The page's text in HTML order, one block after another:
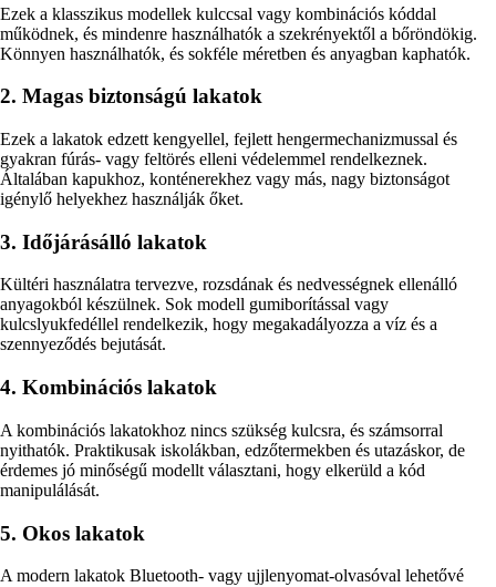
Ezek a klasszikus modellek kulccsal vagy kombinációs kóddal
működnek, és mindenre használhatók a szekrényektől a bőröndökig.
Könnyen használhatók, és sokféle méretben és anyagban kaphatók.
2. Magas biztonságú lakatok
Ezek a lakatok edzett kengyellel, fejlett hengermechanizmussal és
gyakran fúrás- vagy feltörés elleni védelemmel rendelkeznek.
Általában kapukhoz, konténerekhez vagy más, nagy biztonságot
igénylő helyekhez használják őket.
3. Időjárásálló lakatok
Kültéri használatra tervezve, rozsdának és nedvességnek ellenálló
anyagokból készülnek. Sok modell gumiborítással vagy
kulcslyukfedéllel rendelkezik, hogy megakadályozza a víz és a
szennyeződés bejutását.
4. Kombinációs lakatok
A kombinációs lakatokhoz nincs szükség kulcsra, és számsorral
nyithatók. Praktikusak iskolákban, edzőtermekben és utazáskor, de
érdemes jó minőségű modellt választani, hogy elkerüld a kód
manipulálását.
5. Okos lakatok
A modern lakatok Bluetooth- vagy ujjlenyomat-olvasóval lehetővé